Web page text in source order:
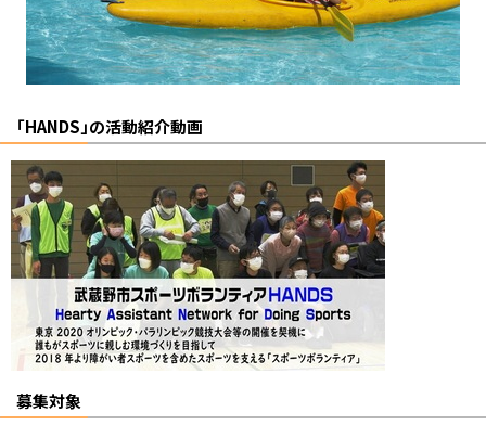
「HANDS」の活動紹介動画
募集対象